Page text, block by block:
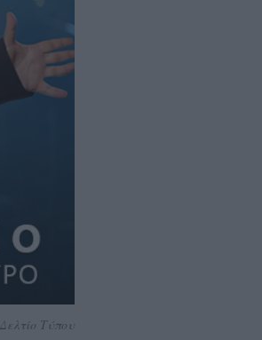
Δελτίο Τύπου